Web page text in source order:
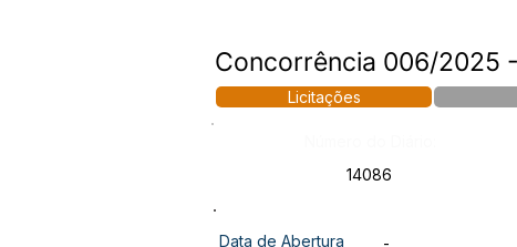
Concorrência 006/2025
Licitações
14086
Data de Abertura
-